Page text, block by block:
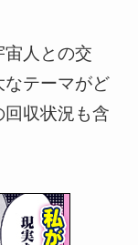
人との交
テーマがど
回収状況も含